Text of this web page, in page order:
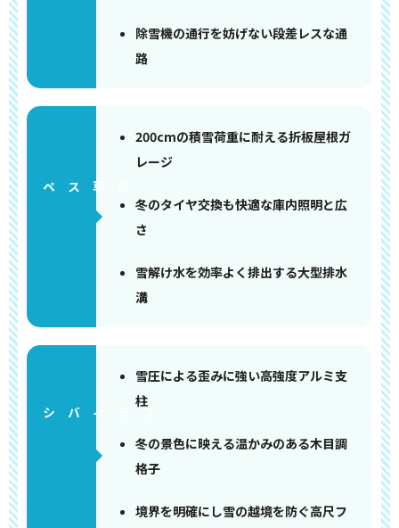
除雪機の通行を妨げない段差レスな通
路
200cmの積雪荷重に耐える折板屋根ガ
レージ
冬のタイヤ交換も快適な庫内照明と広
さ
雪解け水を効率よく排出する大型排水
溝
雪圧による歪みに強い高強度アルミ支
柱
冬の景色に映える温かみのある木目調
格子
境界を明確にし雪の越境を防ぐ高尺フ